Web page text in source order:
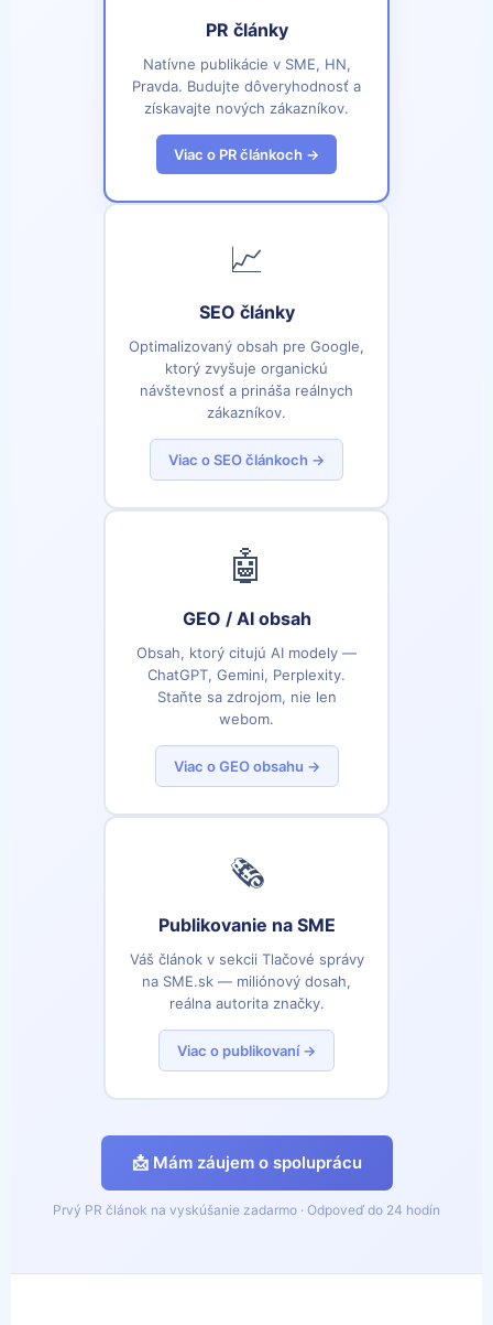
PR články
Natívne publikácie v SME, HN,
Pravda. Budujte dôveryhodnosť a
získavajte nových zákazníkov.
Viac o PR článkoch →
📈
SEO články
Optimalizovaný obsah pre Google,
ktorý zvyšuje organickú
návštevnosť a prináša reálnych
zákazníkov.
Viac o SEO článkoch →
🤖
GEO / AI obsah
Obsah, ktorý citujú AI modely —
ChatGPT, Gemini, Perplexity.
Staňte sa zdrojom, nie len
webom.
Viac o GEO obsahu →
🗞️
Publikovanie na SME
Váš článok v sekcii Tlačové správy
na SME.sk — miliónový dosah,
reálna autorita značky.
Viac o publikovaní →
📩 Mám záujem o spoluprácu
Prvý PR článok na vyskúšanie zadarmo · Odpoveď do 24 hodín